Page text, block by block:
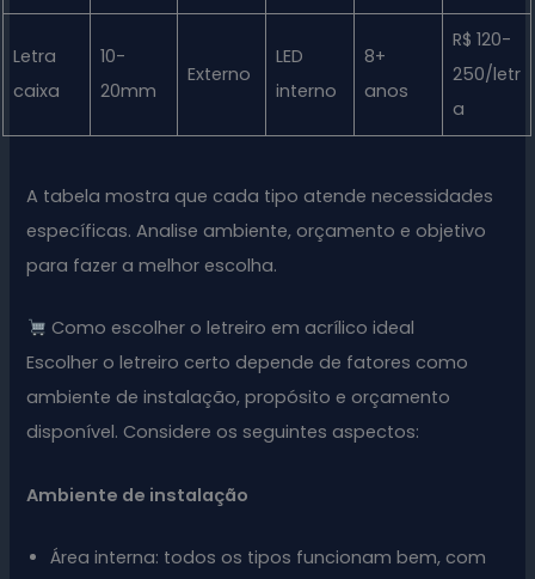
Letra
caixa
10-
20mm
Externo
LED
interno
8+
anos
R$ 120-
250/letr
a
A tabela mostra que cada tipo atende necessidades
específicas. Analise ambiente, orçamento e objetivo
para fazer a melhor escolha.
Como escolher o letreiro em acrílico ideal
Escolher o letreiro certo depende de fatores como
ambiente de instalação, propósito e orçamento
disponível. Considere os seguintes aspectos:
Ambiente de instalação
Área interna: todos os tipos funcionam bem, com